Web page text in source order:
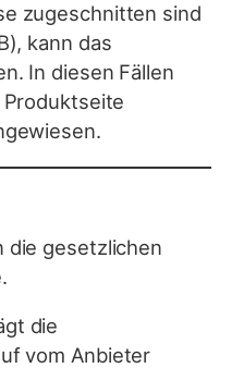
zugeschnitten sind
kann das
In diesen Fällen
die gesetzlichen
die
vom Anbieter